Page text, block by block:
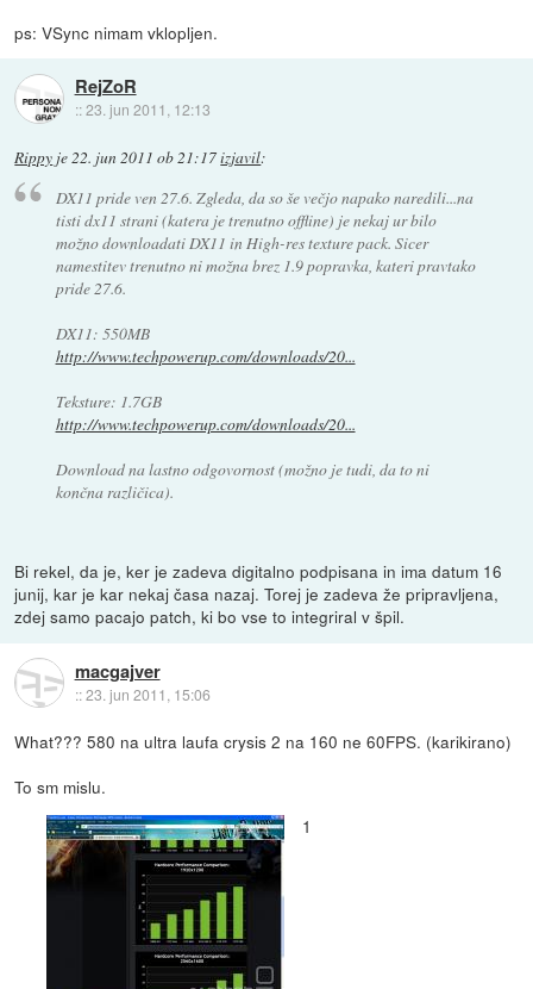
ps: VSync nimam vklopljen.
RejZoR
::23. jun 2011, 12:13
Rippy je22. jun 2011 ob 21:17izjavil:
DX11 pride ven 27.6. Zgleda, da so še večjo napako naredili...na
tisti dx11 strani (katera je trenutno offline) je nekaj ur bilo
možno downloadati DX11 in High-res texture pack. Sicer
namestitev trenutno ni možna brez 1.9 popravka, kateri pravtako
pride 27.6.
DX11: 550MB
http://www.techpowerup.com/downloads/20...
Teksture: 1.7GB
http://www.techpowerup.com/downloads/20...
Download na lastno odgovornost (možno je tudi, da to ni
končna različica).
Bi rekel, da je, ker je zadeva digitalno podpisana in ima datum 16
junij, kar je kar nekaj časa nazaj. Torej je zadeva že pripravljena,
zdej samo pacajo patch, ki bo vse to integriral v špil.
macgajver
::23. jun 2011, 15:06
What??? 580 na ultra laufa crysis 2 na 160 ne 60FPS. (karikirano)
To sm mislu.
1